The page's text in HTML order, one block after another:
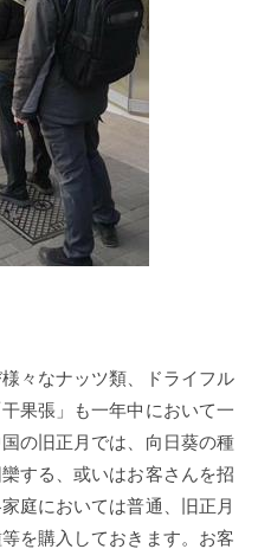
々なナッツ類、ドライフル
果張」も一年中において一
の旧正月では、向日葵の種
する、或いはお客さんを招
庭においては普通、旧正月
を購入しておきます。お客